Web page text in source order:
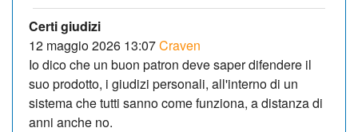
Certi giudizi
12 maggio 2026 13:07Craven
Io dico che un buon patron deve saper difendere il
suo prodotto, i giudizi personali, all'interno di un
sistema che tutti sanno come funziona, a distanza di
anni anche no.